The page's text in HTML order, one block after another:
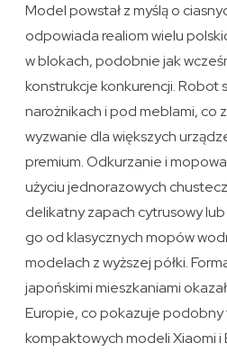
Model powstał z myślą o
odpowiada realiom wielu
w blokach, podobnie jak
konstrukcje konkurencji. Robot
narożnikach i pod meblami, co
wyzwanie dla większych
premium. Odkurzanie i
użyciu jednorazowych
delikatny zapach cytrusowy
go od klasycznych mopów
modelach z wyższej półki.
japońskimi mieszkaniami
Europie, co pokazuje
kompaktowych modeli Xiaomi i